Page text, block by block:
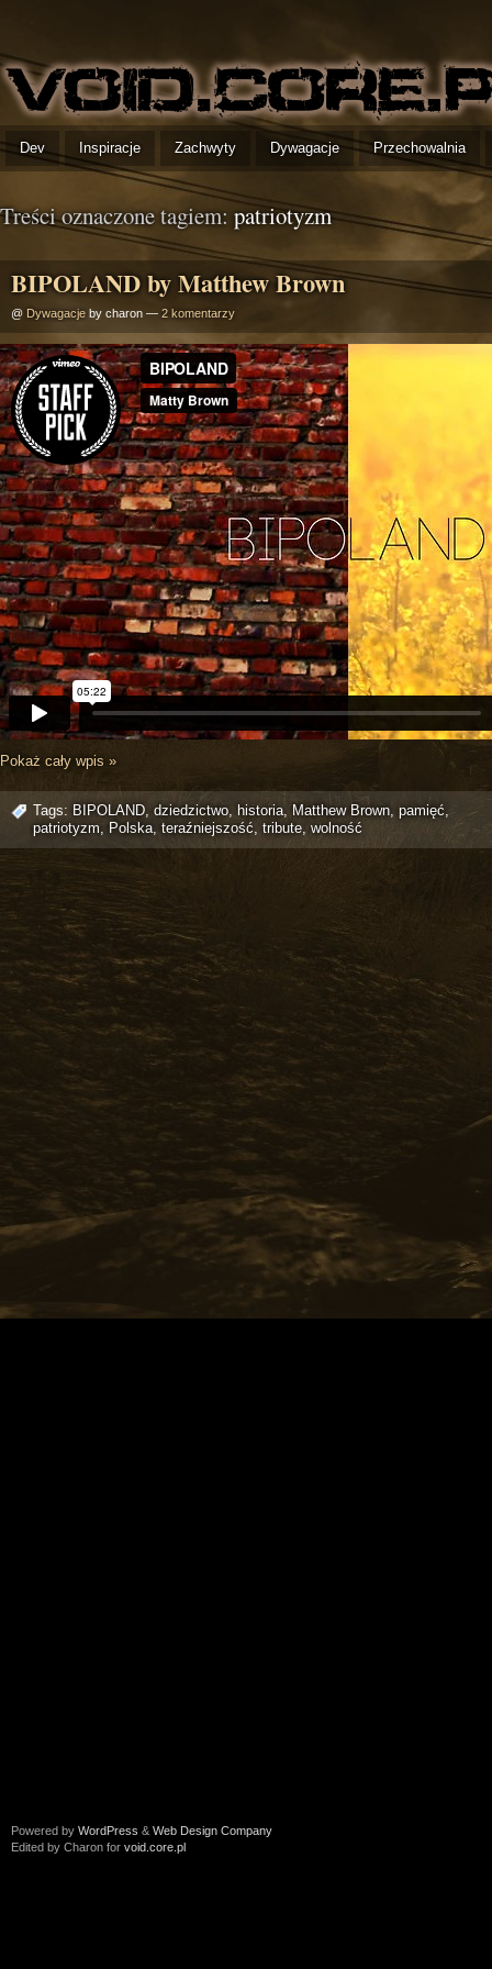
Dev Inspiracje Zachwyty Dywagacje Przechowalnia
Treści oznaczone tagiem: patriotyzm
BIPOLAND by Matthew Brown
@ Dywagacje by charon — 2 komentarzy
Pokaż cały wpis »
Tags: BIPOLAND dziedzictwo historia Matthew Brown pamięć
patriotyzm
Polska teraźniejszość tribute wolność
Powered by WordPress & Web Design Company
Edited by Charon for void.core.pl